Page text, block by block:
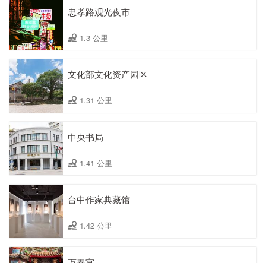
忠孝路观光夜市
1.3 公里
文化部文化资产园区
1.31 公里
中央书局
1.41 公里
台中作家典藏馆
1.42 公里